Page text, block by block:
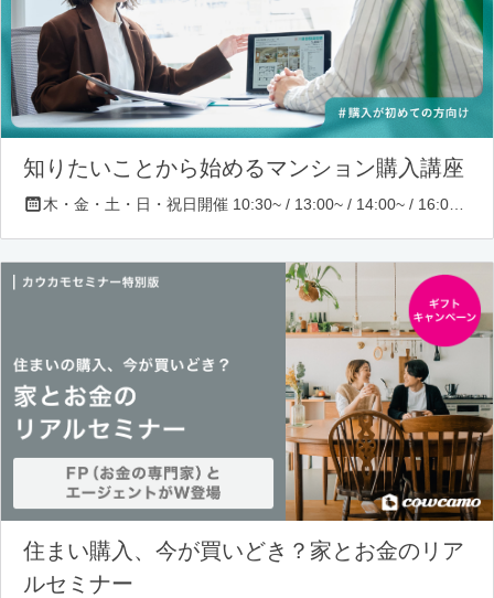
知りたいことから始めるマンション購入講座
住まい購入、今が買いどき？家とお金のリア
ルセミナー